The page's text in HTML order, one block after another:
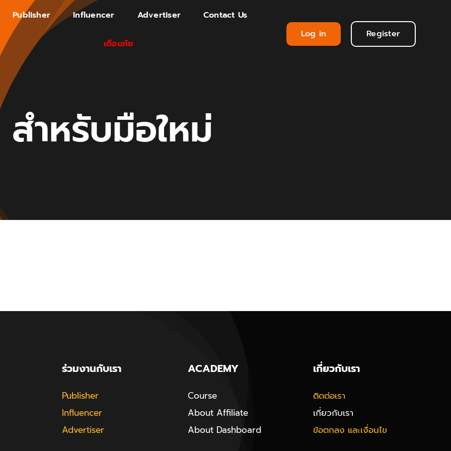
Publisher Influencer Advertiser Contact Us
เตือนภัย
Log in Register
สำหรับมือใหม่
ร่วมงานกับเรา
Publisher
Influencer
Advertiser
ACADEMY
Course
About Affiliate
About Dashboard
เกี่ยวกับเรา
ติดต่อเรา
เกี่ยวกับเรา
ข้อตกลง และเงื่อนไข